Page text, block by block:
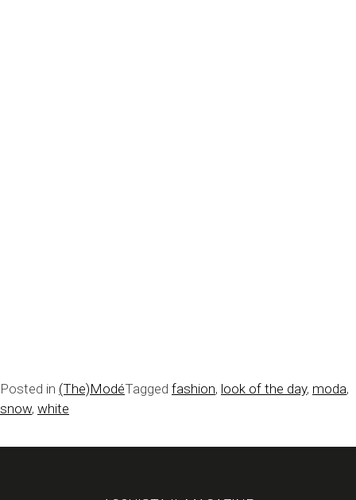
Posted in (The)ModéTagged fashion, look of the day, moda,
snow, white